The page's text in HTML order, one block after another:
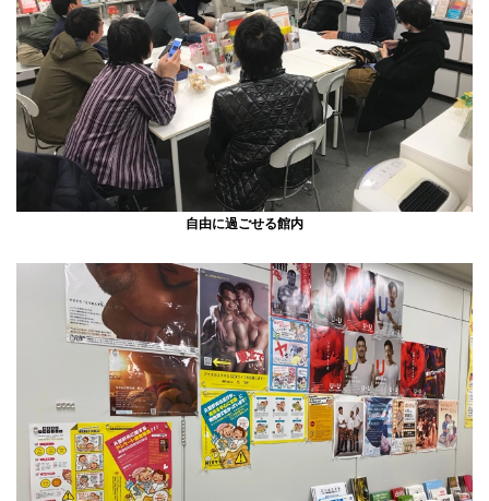
自由に過ごせる館内